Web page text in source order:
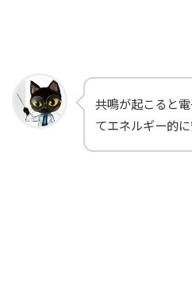
共鳴が起こると
てエネルギー的